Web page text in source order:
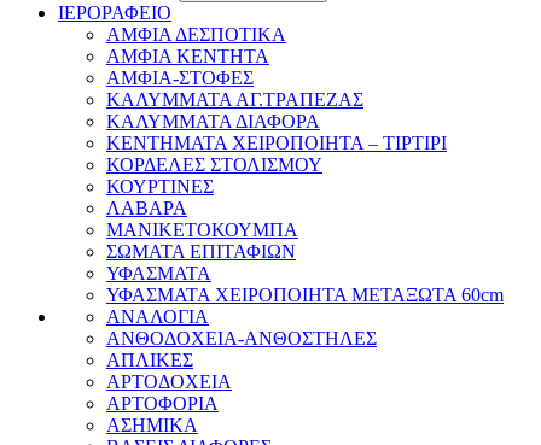
ΙΕΡΟΡΑΦΕΙΟ
ΑΜΦΙΑ ΔΕΣΠΟΤΙΚΑ
ΑΜΦΙΑ ΚΕΝΤΗΤΑ
ΑΜΦΙΑ-ΣΤΟΦΕΣ
ΚΑΛΥΜΜΑΤΑ ΑΓ.ΤΡΑΠΕΖΑΣ
ΚΑΛΥΜΜΑΤΑ ΔΙΑΦΟΡΑ
ΚΕΝΤΗΜΑΤΑ ΧΕΙΡΟΠΟΙΗΤΑ – ΤΙΡΤΙΡΙ
ΚΟΡΔΕΛΕΣ ΣΤΟΛΙΣΜΟΥ
ΚΟΥΡΤΙΝΕΣ
ΛΑΒΑΡΑ
ΜΑΝΙΚΕΤΟΚΟΥΜΠΑ
ΣΩΜΑΤΑ ΕΠΙΤΑΦΙΩΝ
ΥΦΑΣΜΑΤΑ
ΥΦΑΣΜΑΤΑ ΧΕΙΡΟΠΟΙΗΤΑ ΜΕΤΑΞΩΤΑ 60cm
ΑΝΑΛΟΓΙΑ
ΑΝΘΟΔΟΧΕΙΑ-ΑΝΘΟΣΤΗΛΕΣ
ΑΠΛΙΚΕΣ
ΑΡΤΟΔΟΧΕΙΑ
ΑΡΤΟΦΟΡΙΑ
ΑΣΗΜΙΚΑ